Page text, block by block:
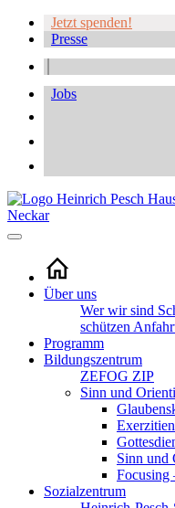
Jetzt spenden!
Presse
Jobs
Über uns
Wer wir sind
schützen
Programm
Bildungszentrum
ZEFOG ZIP
Sinn und
Exerzitien
Sinn und
Focusing
Sozialzentrum